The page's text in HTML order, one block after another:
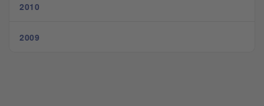
2010
2009